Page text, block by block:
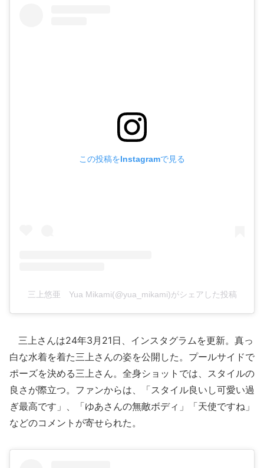
この投稿をInstagramで見る
三上悠亜 Yua Mikami(@yua_mikami)がシェアした投稿
三上さんは24年3月21日、インスタグラムを更新。真っ
白な水着を着た三上さんの姿を公開した。プールサイドで
ポーズを決める三上さん。全身ショットでは、スタイルの
良さが際立つ。ファンからは、「スタイル良いし可愛い過
ぎ最高です」、「ゆあさんの無敵ボディ」「天使ですね」
などのコメントが寄せられた。